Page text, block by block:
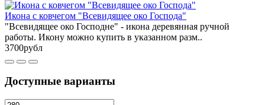
Икона с ковчегом "Всевидящее око Господа"
"Всевидящее око Господне" - икона деревянная ручной
работы. Икону можно купить в указанном разм..
3700рубл
Доступные варианты